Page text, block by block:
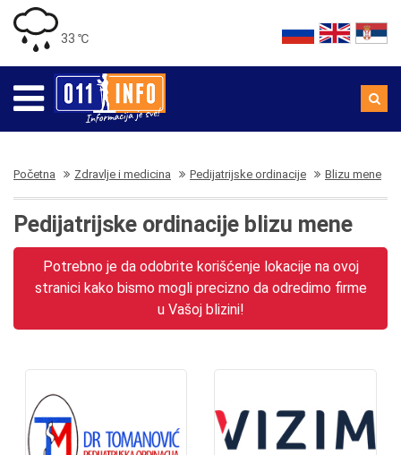
33 ℃
Početna Zdravlje i medicina Pedijatrijske ordinacije Blizu mene
Pedijatrijske ordinacije blizu mene
Potrebno je da odobrite korišćenje lokacije na ovoj
stranici kako bismo mogli precizno da odredimo firme
u Vašoj blizini!